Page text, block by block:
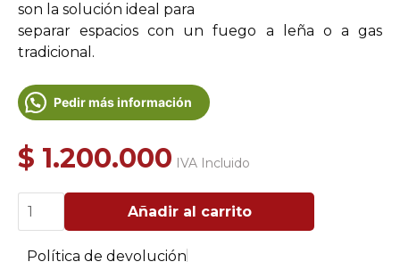
son la solución ideal para
separar espacios con un fuego a leña o a gas
tradicional.
Pedir más información
$ 1.200.000 IVA Incluido
Campana
para
Chimenea
Añadir al carrito
Política de devolución